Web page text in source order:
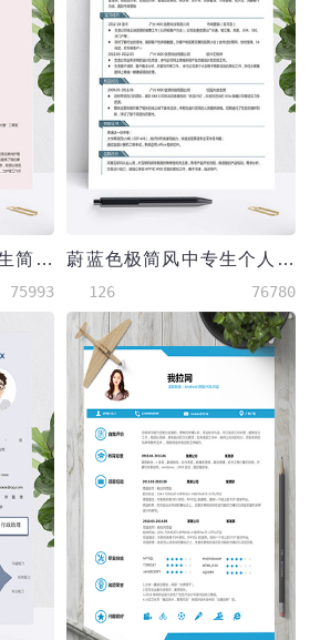
粉色系花冠风格医学生简历模板
75993
蔚蓝色极简风中专生个人简历模板
126 76780